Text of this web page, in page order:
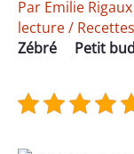
Par Emilie Rigaux
lecture/
Zébré
Petit